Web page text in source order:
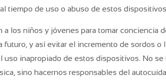
tiempo de uso o abuso de estos dispositivos.
los niños y jóvenes para tomar conciencia
y así evitar el incremento de sordos o
inapropiado de estos dispositivos. No se
sino hacernos responsables del